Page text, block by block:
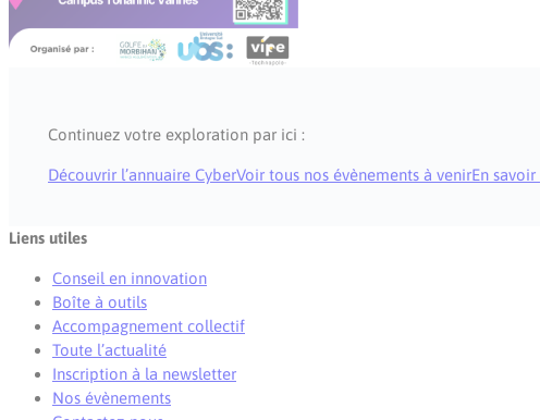
Continuez votre exploration par ici :
Découvrir l’annuaire CyberVoir tous nos évènements à venirEn
Liens utiles
Conseil en innovation
Boîte à outils
Accompagnement collectif
Toute l’actualité
Inscription à la newsletter
Nos évènements